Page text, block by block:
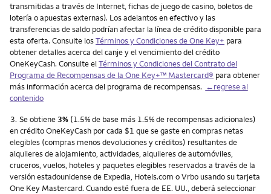
transmitidas a través de Internet, fichas de juego de casino, boletos de
lotería o apuestas externas). Los adelantos en efectivo y las
transferencias de saldo podrían afectar la línea de crédito disponible para
esta oferta. Consulte losTérminos y Condiciones de One Key+ para
obtener detalles acerca del canje y el vencimiento del crédito
OneKeyCash. Consulte elTérminos y Condiciones del Contrato del
Programa de Recompensas de la One Key+™ Mastercard® para obtener
más información acerca del programa de recompensas. ←regrese al
contenido
Nota
3. Se obtiene 3% (1.5% de base más 1.5% de recompensas adicionales)
en crédito OneKeyCash por cada $1 que se gaste en compras netas
elegibles (compras menos devoluciones y créditos) resultantes de
alquileres de alojamiento, actividades, alquileres de automóviles,
cruceros, vuelos, hoteles y paquetes elegibles reservados a través de la
versión estadounidense de Expedia, Hotels.com o Vrbo usando su tarjeta
One Key Mastercard. Cuando esté fuera de EE. UU., deberá seleccionar